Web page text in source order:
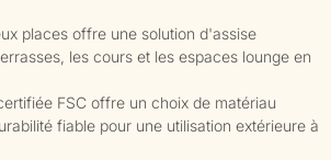
places offre une solution d'assise
les cours et les espaces lounge en
FSC offre un choix de matériau
fiable pour une utilisation extérieure à